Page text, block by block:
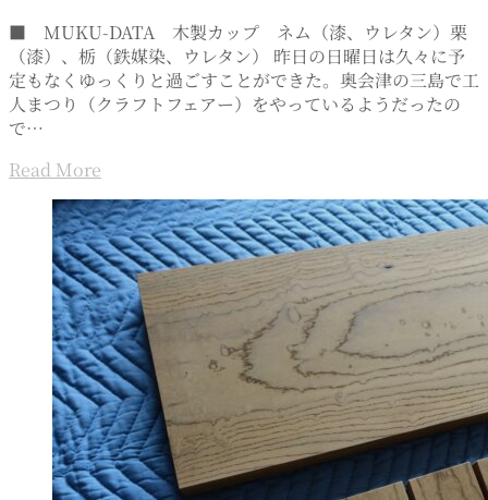
■ MUKU-DATA 木製カップ ネム（漆、ウレタン）栗
（漆）、栃（鉄媒染、ウレタン） 昨日の日曜日は久々に予
定もなくゆっくりと過ごすことができた。奥会津の三島で工
人まつり（クラフトフェアー）をやっているようだったの
で…
Read More